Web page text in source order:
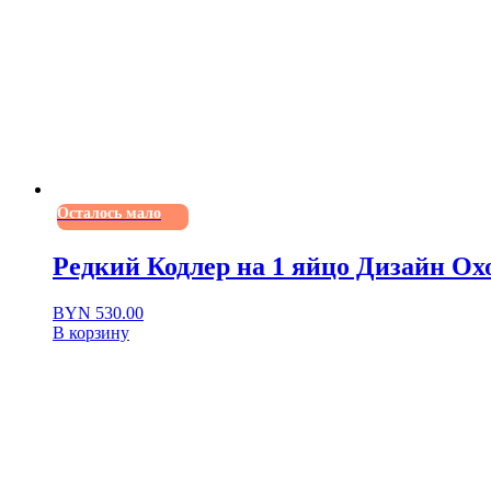
Осталось мало
Редкий Кодлер на 1 яйцо Дизайн
BYN 530.00
В корзину